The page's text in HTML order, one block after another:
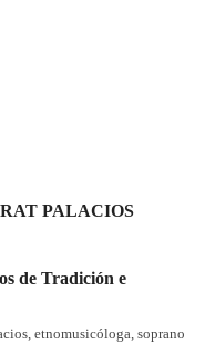
PALACIOS
de Tradición e
etnomusicóloga, soprano